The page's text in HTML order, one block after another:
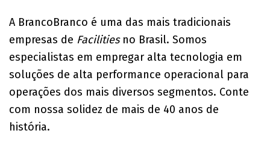
A BrancoBranco é uma das mais tradicionais
empresas de Facilities no Brasil. Somos
especialistas em empregar alta tecnologia em
soluções de alta performance operacional para
operações dos mais diversos segmentos. Conte
com nossa solidez de mais de 40 anos de
história.